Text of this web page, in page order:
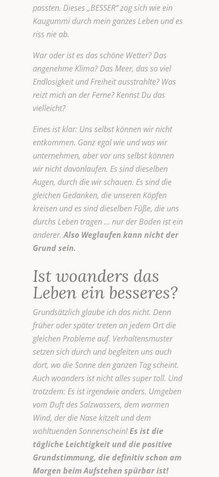
passten. Dieses „BESSER“ zog sich wie ein
Kaugummi durch mein ganzes Leben und es
riss nie ab.
War oder ist es das schöne Wetter? Das
angenehme Klima? Das Meer, das so viel
Endlosigkeit und Freiheit ausstrahlte? Was
reizt mich an der Ferne? Kennst Du das
vielleicht?
Eines ist klar: Uns selbst können wir nicht
entkommen. Ganz egal wie und was wir
unternehmen, aber vor uns selbst können
wir nicht davonlaufen. Es sind dieselben
Augen, durch die wir schauen. Es sind die
gleichen Gedanken, die unseren Köpfen
kreisen und es sind dieselben Füße, die uns
durchs Leben tragen … nur der Boden ist ein
anderer.Also Weglaufen kann nicht der
Grund sein.
Ist woanders das
Leben ein besseres?
Grundsätzlich glaube ich das nicht. Denn
früher oder später treten an jedem Ort die
gleichen Probleme auf. Verhaltensmuster
setzen sich durch und begleiten uns auch
dort, wo die Sonne den ganzen Tag scheint.
Auch woanders ist nicht alles super toll. Und
trotzdem: Es ist irgendwie anders. Umgeben
vom Duft des Salzwassers, dem warmen
Wind, der die Nase kitzelt und dem
wohltuenden Sonnenschein!Es ist die
tägliche Leichtigkeit und die positive
Grundstimmung, die definitiv schon am
Morgen beim Aufstehen spürbar ist!